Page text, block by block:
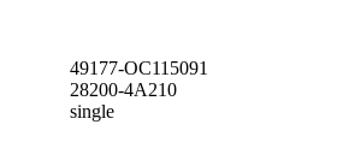
49177-OC115091
28200-4A210
single